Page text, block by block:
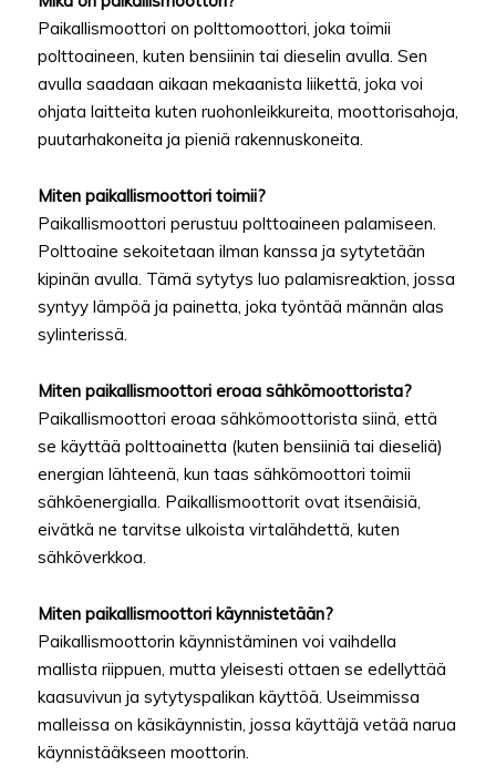
Paikallismoottori on polttomoottori, joka toimii
polttoaineen, kuten bensiinin tai dieselin avulla. Sen
avulla saadaan aikaan mekaanista liikettä, joka voi
ohjata laitteita kuten ruohonleikkureita, moottorisahoja,
puutarhakoneita ja pieniä rakennuskoneita.
Miten paikallismoottori toimii?
Paikallismoottori perustuu polttoaineen palamiseen.
Polttoaine sekoitetaan ilman kanssa ja sytytetään
kipinän avulla. Tämä sytytys luo palamisreaktion, jossa
syntyy lämpöä ja painetta, joka työntää männän alas
sylinterissä.
Miten paikallismoottori eroaa sähkömoottorista?
Paikallismoottori eroaa sähkömoottorista siinä, että
se käyttää polttoainetta (kuten bensiiniä tai dieseliä)
energian lähteenä, kun taas sähkömoottori toimii
sähköenergialla. Paikallismoottorit ovat itsenäisiä,
eivätkä ne tarvitse ulkoista virtalähdettä, kuten
sähköverkkoa.
Miten paikallismoottori käynnistetään?
Paikallismoottorin käynnistäminen voi vaihdella
mallista riippuen, mutta yleisesti ottaen se edellyttää
kaasuvivun ja sytytyspalikan käyttöä. Useimmissa
malleissa on käsikäynnistin, jossa käyttäjä vetää narua
käynnistääkseen moottorin.